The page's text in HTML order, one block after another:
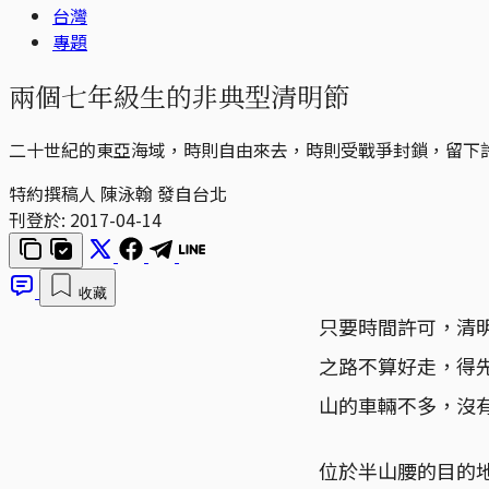
台灣
專題
兩個七年級生的非典型清明節
二十世紀的東亞海域，時則自由來去，時則受戰爭封鎖，留
特約撰稿人 陳泳翰 發自台北
刊登於: 2017-04-14
收藏
只要時間許可，清
之路不算好走，得
山的車輛不多，沒
位於半山腰的目的